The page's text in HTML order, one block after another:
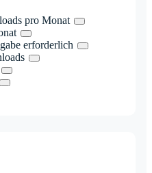
pro Monat
erforderlich